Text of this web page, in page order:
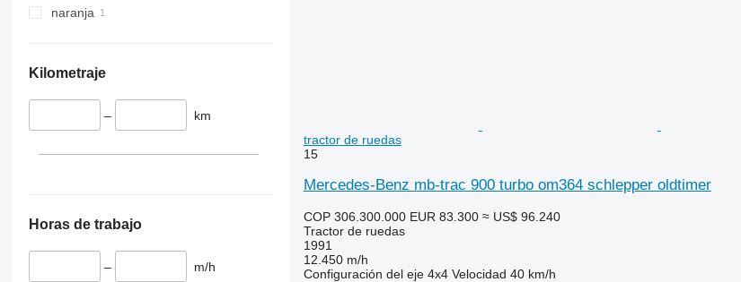
5720
6100
6105
6110 B
6125 M
6125 R
6270
6460
6465
6499
6713
naranja
Kilometraje
– km
Horas de trabajo
– m/h
tractor de ruedas
15
Mercedes-Benz mb-trac 900 turbo om364 schlepper oldtimer
COP 306.300.000 EUR 83.300 ≈ US$ 96.240
Tractor de ruedas
1991
12.450 m/h
Configuración del eje 4x4 Velocidad 40 km/h